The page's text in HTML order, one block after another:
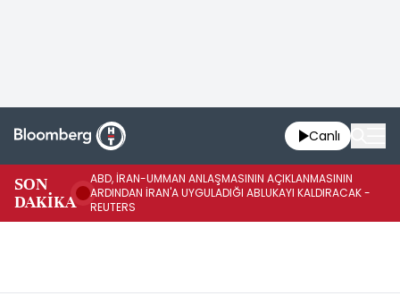
Canlı
SON
DAKİKA
ABD, İRAN-UMMAN ANLAŞMASININ AÇIKLANMASININ
ARDINDAN İRAN'A UYGULADIĞI ABLUKAYI KALDIRACAK -
REUTERS